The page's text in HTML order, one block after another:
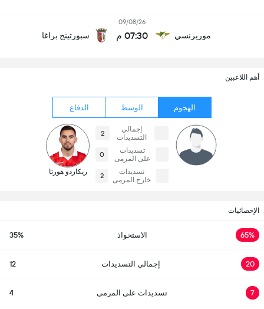
موريرنسي
09/08/26
07:30 م سبورتينج براغا
أهم اللاعبين
الهجوم الوسط الدفاع
إجمالي
التسديدات
2
تسديدات
على المرمى
0
تسديدات
خارج المرمى
2 ريكاردو هورتا
الإحصائيات
65% الاستحواذ 35%
20 إجمالي التسديدات 12
7 تسديدات على المرمى 4